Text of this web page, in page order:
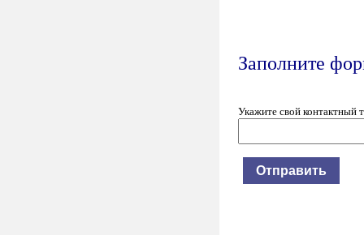
Заполните
Укажите свой контактный